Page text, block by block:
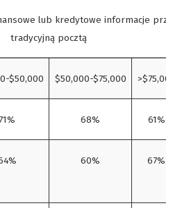
lub kredytowe informacje
tradycyjną pocztą
$50,000 $50,000-$75,000
68% 61%
60% 67%